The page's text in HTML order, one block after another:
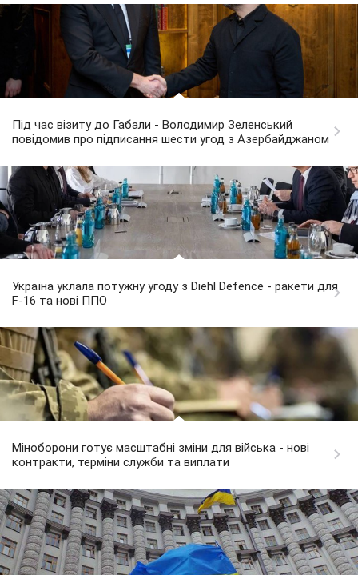
Під час візиту до Габали - Володимир Зеленський
повідомив про підписання шести угод з Азербайджаном
Україна уклала потужну угоду з Diehl Defence - ракети для
F-16 та нові ППО
Міноборони готує масштабні зміни для війська - нові
контракти, терміни служби та виплати